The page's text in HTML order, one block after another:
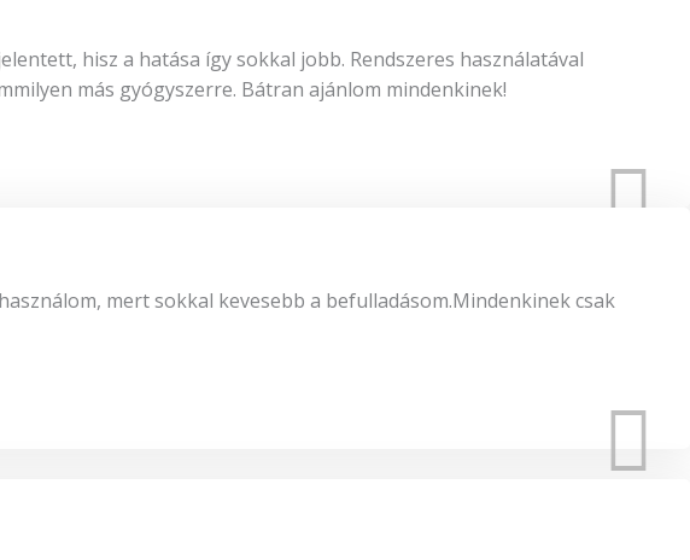
hisz a hatása így sokkal jobb. Rendszeres használatával
más gyógyszerre. Bátran ajánlom mindenkinek!
mert sokkal kevesebb a befulladásom.Mindenkinek csak